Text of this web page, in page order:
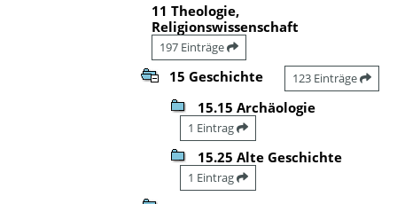
11 Theologie,
Religionswissenschaft
197 Einträge
15 Geschichte 123 Einträge
15.15 Archäologie
1 Eintrag
15.25 Alte Geschichte
1 Eintrag